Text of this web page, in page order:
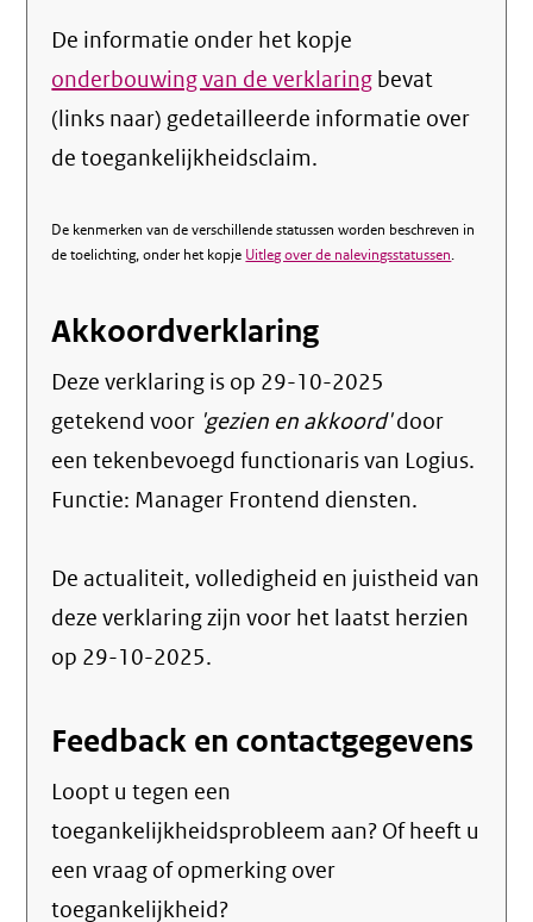
De informatie onder het kopje
onderbouwing van de verklaring bevat
(links naar) gedetailleerde informatie over
de toegankelijkheidsclaim.
De kenmerken van de verschillende statussen worden beschreven in
de toelichting, onder het kopje Uitleg over de nalevingsstatussen.
Akkoordverklaring
Deze verklaring is op 29-10-2025
getekend voor 'gezien en akkoord'door
een tekenbevoegd functionaris van Logius.
Functie: Manager Frontend diensten.
De actualiteit, volledigheid en juistheid van
deze verklaring zijn voor het laatst herzien
op 29-10-2025.
Feedback en contactgegevens
Loopt u tegen een
toegankelijkheidsprobleem aan? Of heeft u
een vraag of opmerking over
toegankelijkheid?